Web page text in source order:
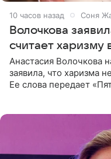
10 часов назад Соня
Волочкова
считает
Анастасия Волочкова
заявила, что харизма
Ее слова передает